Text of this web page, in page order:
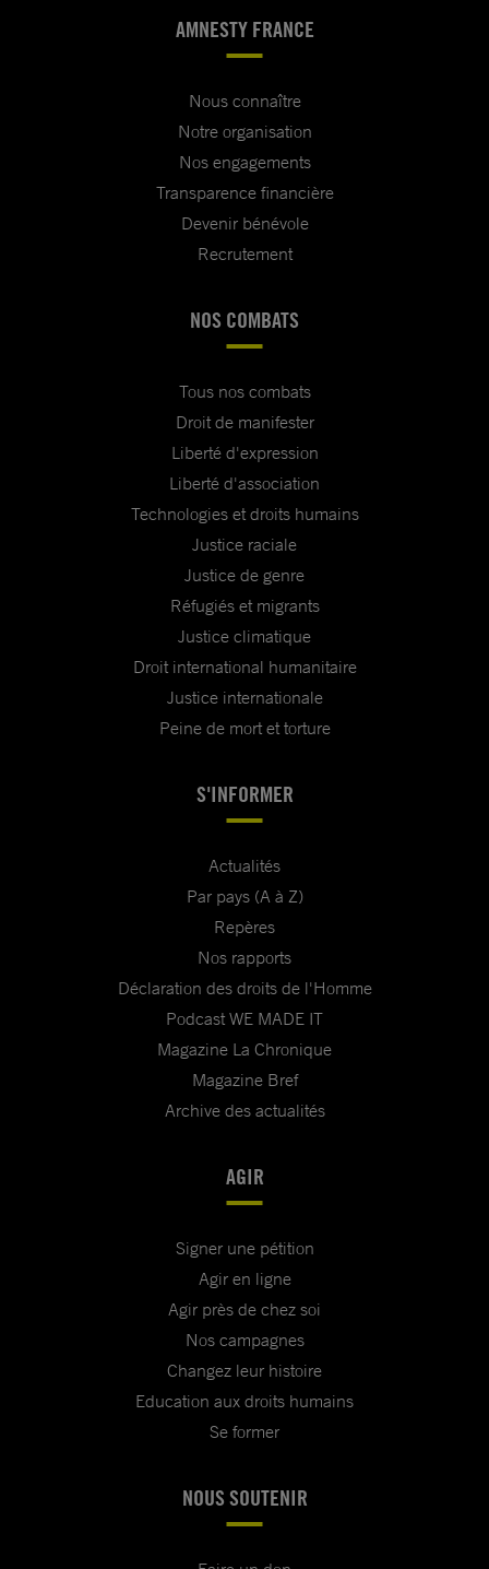
AMNESTY FRANCE
Nous connaître
Notre organisation
Nos engagements
Transparence financière
Devenir bénévole
Recrutement
NOS COMBATS
Tous nos combats
Droit de manifester
Liberté d'expression
Liberté d'association
Technologies et droits humains
Justice raciale
Justice de genre
Réfugiés et migrants
Justice climatique
Droit international humanitaire
Justice internationale
Peine de mort et torture
S'INFORMER
Actualités
Par pays (A à Z)
Repères
Nos rapports
Déclaration des droits de l'Homme
Podcast WE MADE IT
Magazine La Chronique
Magazine Bref
Archive des actualités
AGIR
Signer une pétition
Agir en ligne
Agir près de chez soi
Nos campagnes
Changez leur histoire
Education aux droits humains
Se former
NOUS SOUTENIR